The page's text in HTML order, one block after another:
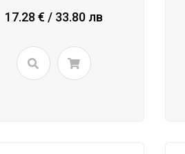
17.28 € / 33.80 лв